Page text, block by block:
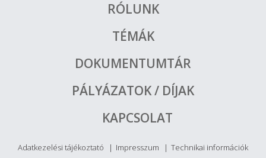
RÓLUNK
TÉMÁK
DOKUMENTUMTÁR
PÁLYÁZATOK / DÍJAK
KAPCSOLAT
Adatkezelési tájékoztató Impresszum Technikai információk